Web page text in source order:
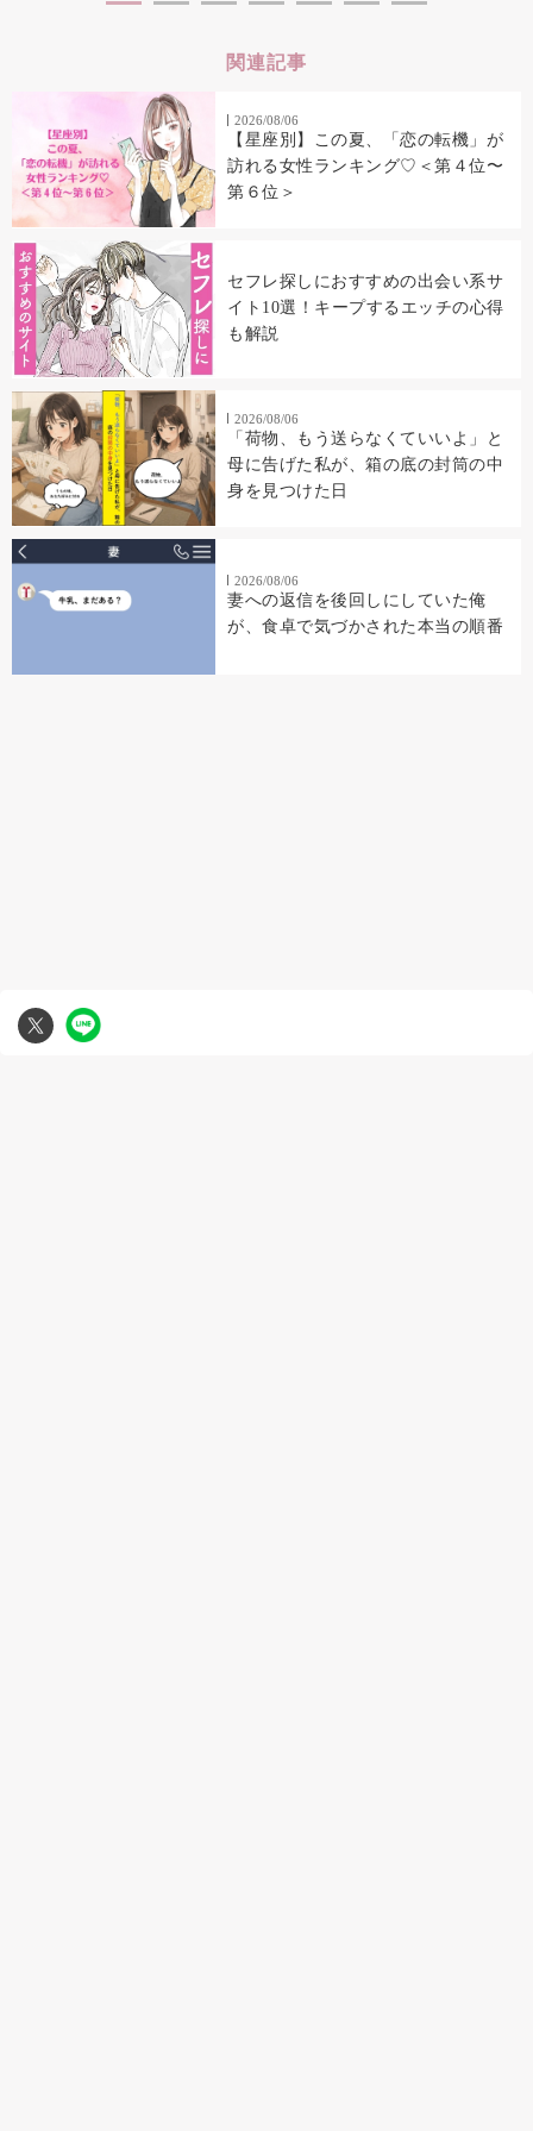
関連記事
2026/08/06
【星座別】この夏、「恋の転機」が
訪れる女性ランキング♡＜第４位〜
第６位＞
セフレ探しにおすすめの出会い系サ
イト10選！キープするエッチの心得
も解説
2026/08/06
「荷物、もう送らなくていいよ」と
母に告げた私が、箱の底の封筒の中
身を見つけた日
2026/08/06
妻への返信を後回しにしていた俺
が、食卓で気づかされた本当の順番